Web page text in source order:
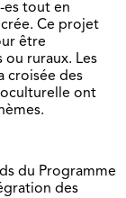
es tout en
Ce projet
être
ou ruraux. Les
croisée des
ont
du Programme
des